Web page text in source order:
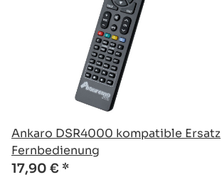
Ankaro DSR4000 kompatible Ersatz
Fernbedienung
17,90 € *